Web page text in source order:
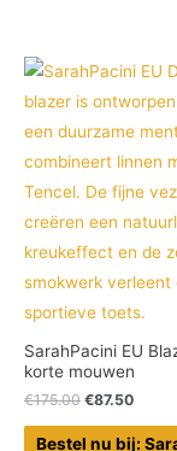
SarahPacini EU
korte mouwen
€175.00 €87.50
Bestel nu bij: